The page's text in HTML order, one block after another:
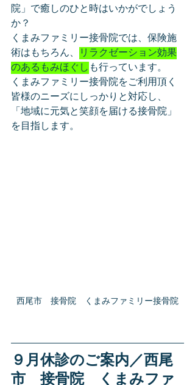
院」で癒しのひと時はいかがでしょう
か？
くまみファミリー接骨院では、保険施
術はもちろん、
リラクゼーション効果
のあるもみほぐし も行っています。
くまみファミリー接骨院をご利用頂く
皆様のニーズにしっかりと対応し、
「地域に元気と笑顔を届ける接骨院」
を目指します。
西尾市　接骨院　くまみファミリー接骨院
９月休診のご案内／西尾
市　接骨院　くまみファ